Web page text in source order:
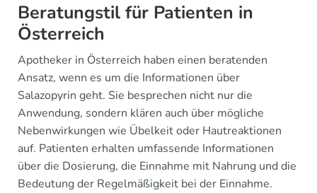
Beratungstil für Patienten in
Österreich
Apotheker in Österreich haben einen beratenden
Ansatz, wenn es um die Informationen über
Salazopyrin geht. Sie besprechen nicht nur die
Anwendung, sondern klären auch über mögliche
Nebenwirkungen wie Übelkeit oder Hautreaktionen
auf. Patienten erhalten umfassende Informationen
über die Dosierung, die Einnahme mit Nahrung und die
Bedeutung der Regelmäßigkeit bei der Einnahme.